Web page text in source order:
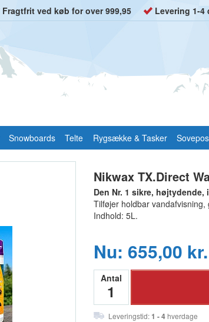
Fragtfrit ved køb for over 999,95 Levering 1-4
Snowboards Telte Rygsække & Tasker
Nikwax TX.Direct
Den Nr. 1 sikre,
Tilføjer holdbar
Indhold: 5L.
Nu: 655,00 kr.
Antal
Leveringstid:1 - 4hverdage